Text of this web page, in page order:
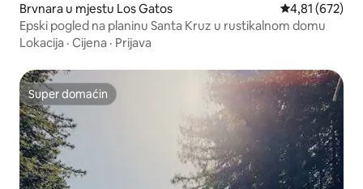
Brvnara u mjestu Los Gatos prosječna
4,81 (672)
Epski pogled na planinu Santa Kruz u rustikalnom domu
Lokacija · Cijena · Prijava
Super domaćin
Super domaćin